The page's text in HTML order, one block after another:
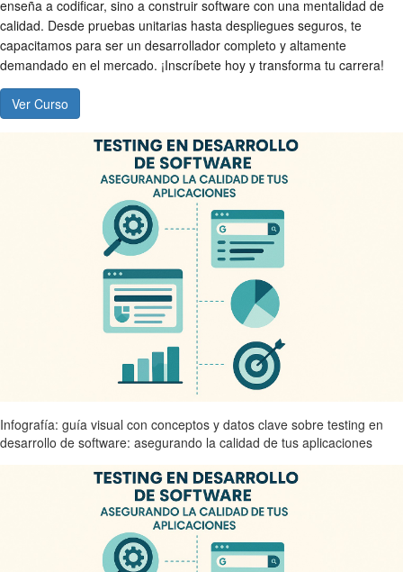
enseña a codificar, sino a construir software con una mentalidad de
calidad. Desde pruebas unitarias hasta despliegues seguros, te
capacitamos para ser un desarrollador completo y altamente
demandado en el mercado. ¡Inscríbete hoy y transforma tu carrera!
Ver Curso
Infografía: guía visual con conceptos y datos clave sobre testing en
desarrollo de software: asegurando la calidad de tus aplicaciones